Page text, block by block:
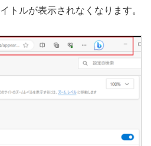
トルが表示されなくなります。